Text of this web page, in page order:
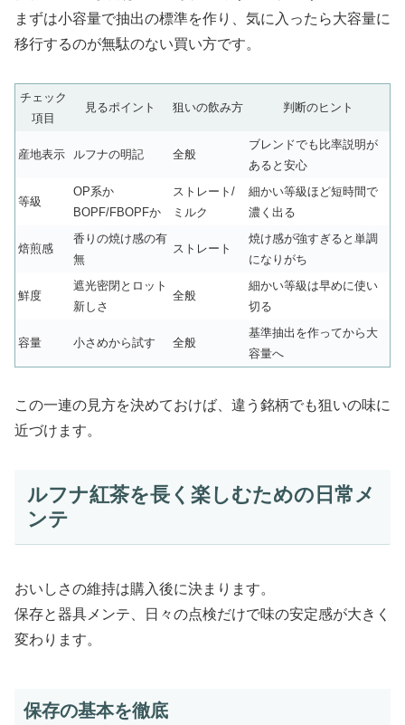
まずは小容量で抽出の標準を作り、気に入ったら大容量に
移行するのが無駄のない買い方です。
チェック
項目
見るポイント 狙いの飲み方 判断のヒント
産地表示 ルフナの明記 全般
ブレンドでも比率説明が
あると安心
等級
OP系か
BOPF/FBOPFか
ストレート/
ミルク
細かい等級ほど短時間で
濃く出る
焙煎感
香りの焼け感の有
無
ストレート
焼け感が強すぎると単調
になりがち
鮮度
遮光密閉とロット
新しさ
全般
細かい等級は早めに使い
切る
容量 小さめから試す 全般
基準抽出を作ってから大
容量へ
この一連の見方を決めておけば、違う銘柄でも狙いの味に
近づけます。
ルフナ紅茶を長く楽しむための日常メ
ンテ
おいしさの維持は購入後に決まります。
保存と器具メンテ、日々の点検だけで味の安定感が大きく
変わります。
保存の基本を徹底